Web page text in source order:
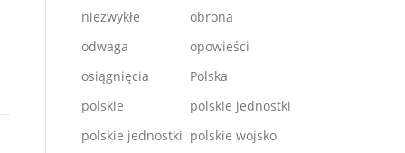
niezwykłe
obrona
odwaga
opowieści
osiągnięcia
Polska
polskie
polskie jednostki
polskie jednostki polskie wojsko